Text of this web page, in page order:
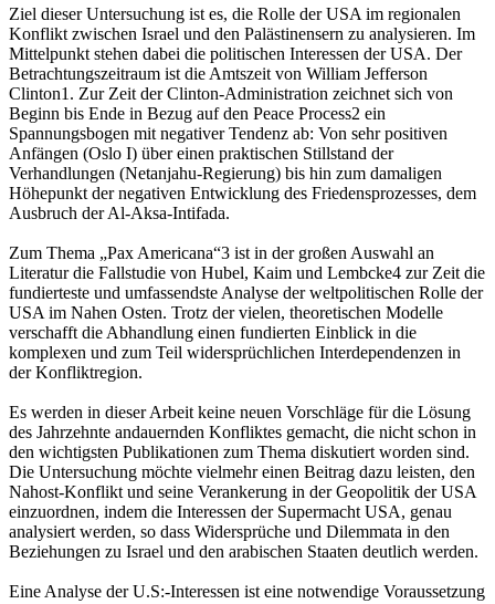
Ziel dieser Untersuchung ist es, die Rolle der USA im regionalen
Konflikt zwischen Israel und den Palästinensern zu analysieren. Im
Mittelpunkt stehen dabei die politischen Interessen der USA. Der
Betrachtungszeitraum ist die Amtszeit von William Jefferson
Clinton1. Zur Zeit der Clinton-Administration zeichnet sich von
Beginn bis Ende in Bezug auf den Peace Process2 ein
Spannungsbogen mit negativer Tendenz ab: Von sehr positiven
Anfängen (Oslo I) über einen praktischen Stillstand der
Verhandlungen (Netanjahu-Regierung) bis hin zum damaligen
Höhepunkt der negativen Entwicklung des Friedensprozesses, dem
Ausbruch der Al-Aksa-Intifada.
Zum Thema „Pax Americana“3 ist in der großen Auswahl an
Literatur die Fallstudie von Hubel, Kaim und Lembcke4 zur Zeit die
fundierteste und umfassendste Analyse der weltpolitischen Rolle der
USA im Nahen Osten. Trotz der vielen, theoretischen Modelle
verschafft die Abhandlung einen fundierten Einblick in die
komplexen und zum Teil widersprüchlichen Interdependenzen in
der Konfliktregion.
Es werden in dieser Arbeit keine neuen Vorschläge für die Lösung
des Jahrzehnte andauernden Konfliktes gemacht, die nicht schon in
den wichtigsten Publikationen zum Thema diskutiert worden sind.
Die Untersuchung möchte vielmehr einen Beitrag dazu leisten, den
Nahost-Konflikt und seine Verankerung in der Geopolitik der USA
einzuordnen, indem die Interessen der Supermacht USA, genau
analysiert werden, so dass Widersprüche und Dilemmata in den
Beziehungen zu Israel und den arabischen Staaten deutlich werden.
Eine Analyse der U.S:-Interessen ist eine notwendige Voraussetzung